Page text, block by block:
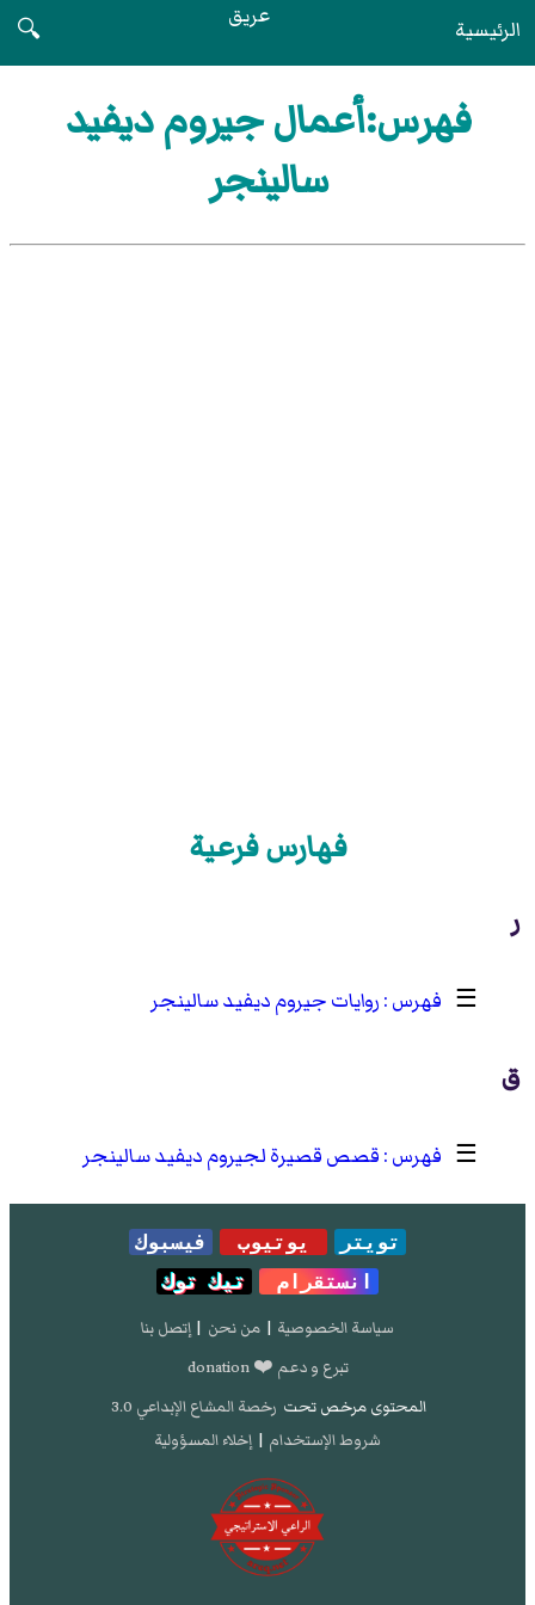
الرئيسية عريق
🔍
فهرس:أعمال جيروم ديفيد
سالينجر
فهارس فرعية
ر
☰ روايات جيروم ديفيد سالينجر
ق
☰ قصص قصيرة لجيروم ديفيد سالينجر
تويتر يوتيوب
فيسبوك
انستقرام
تيك توك
سياسة الخصوصية | من نحن | إتصل بنا
تبرع و دعم ❤️ donation
المحتوى مرخص تحت رخصة المشاع الإبداعي 3.0
شروط الإستخدام | إخلاء المسؤولية